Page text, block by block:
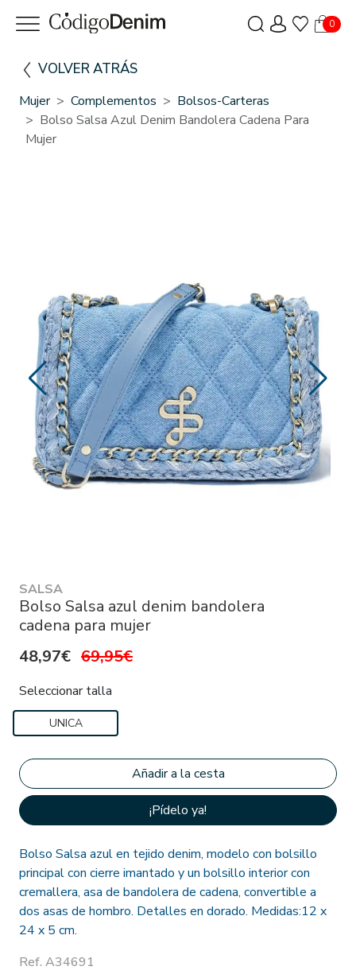
0
VOLVER ATRÁS
Mujer Complementos
Bolsos-Carteras
Bolso Salsa Azul Denim Bandolera Cadena Para
Mujer
SALSA
Bolso Salsa azul denim bandolera
cadena para mujer
48,97€ 69,95€
Seleccionar talla
UNICA
¡Pídelo ya!
Bolso Salsa azul en tejido denim, modelo con bolsillo
principal con cierre imantado y un bolsillo interior con
cremallera, asa de bandolera de cadena, convertible a
dos asas de hombro. Detalles en dorado. Medidas:12 x
24 x 5 cm.
Ref. A34691